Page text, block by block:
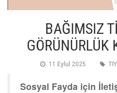
BAĞIMSIZ
GÖRÜNÜRLÜK
11 Eylul 2025
Sosyal Fayda için